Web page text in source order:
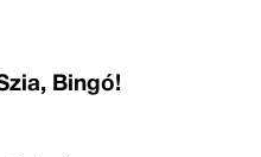
Bingó!